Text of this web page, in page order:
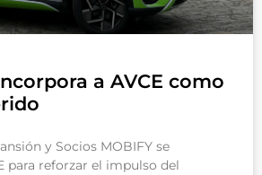
a AVCE como
y Socios MOBIFY se
para reforzar el impulso del